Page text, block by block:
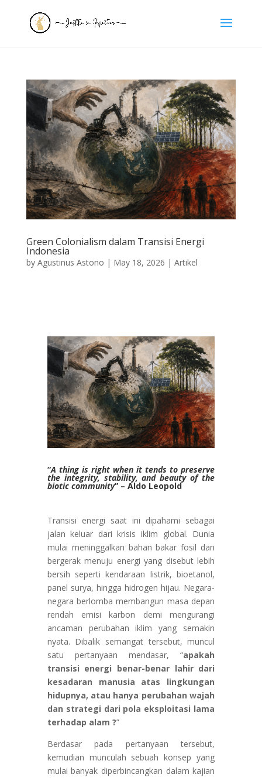
Green Colonialism dalam Transisi Energi
Indonesia
by Agustinus Astono | May 18, 2026 | Artikel
“A thing is right when it tends to preserve
the integrity, stability, and beauty of the
biotic community” – Aldo Leopold
Transisi energi saat ini dipahami sebagai
jalan keluar dari krisis iklim global. Dunia
mulai meninggalkan bahan bakar fosil dan
bergerak menuju energi yang disebut lebih
bersih seperti kendaraan listrik, bioetanol,
panel surya, hingga hidrogen hijau. Negara-
negara berlomba membangun masa depan
rendah emisi karbon demi mengurangi
ancaman perubahan iklim yang semakin
nyata. Dibalik semangat tersebut, muncul
satu pertanyaan mendasar, “apakah
transisi energi benar-benar lahir dari
kesadaran manusia atas lingkungan
hidupnya, atau hanya perubahan wajah
dan strategi dari pola eksploitasi lama
terhadap alam ?”
Berdasar pada pertanyaan tersebut,
kemudian munculah sebuah konsep yang
mulai banyak diperbincangkan dalam kajian